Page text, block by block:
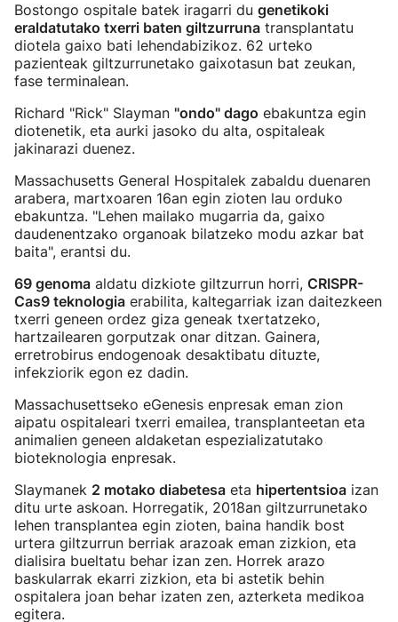
Bostongo ospitale batek iragarri du genetikoki
eraldatutako txerri baten giltzurruna transplantatu
diotela gaixo bati lehendabizikoz. 62 urteko
pazienteak giltzurrunetako gaixotasun bat zeukan,
fase terminalean.
Richard "Rick" Slayman "ondo" dago ebakuntza egin
diotenetik, eta aurki jasoko du alta, ospitaleak
jakinarazi duenez.
Massachusetts General Hospitalek zabaldu duenaren
arabera, martxoaren 16an egin zioten lau orduko
ebakuntza. "Lehen mailako mugarria da, gaixo
daudenentzako organoak bilatzeko modu azkar bat
baita", erantsi du.
69 genoma aldatu dizkiote giltzurrun horri, CRISPR-
Cas9 teknologia erabilita, kaltegarriak izan daitezkeen
txerri geneen ordez giza geneak txertatzeko,
hartzailearen gorputzak onar ditzan. Gainera,
erretrobirus endogenoak desaktibatu dituzte,
infekziorik egon ez dadin.
Massachusettseko eGenesis enpresak eman zion
aipatu ospitaleari txerri emailea, transplanteetan eta
animalien geneen aldaketan espezializatutako
bioteknologia enpresak.
Slaymanek 2 motako diabetesa eta hipertentsioa izan
ditu urte askoan. Horregatik, 2018an giltzurrunetako
lehen transplantea egin zioten, baina handik bost
urtera giltzurrun berriak arazoak eman zizkion, eta
dialisira bueltatu behar izan zen. Horrek arazo
baskularrak ekarri zizkion, eta bi astetik behin
ospitalera joan behar izaten zen, azterketa medikoa
egitera.